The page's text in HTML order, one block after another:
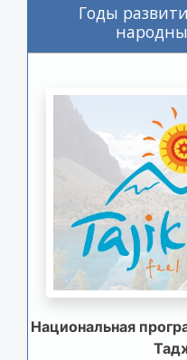
Годы
Национальная